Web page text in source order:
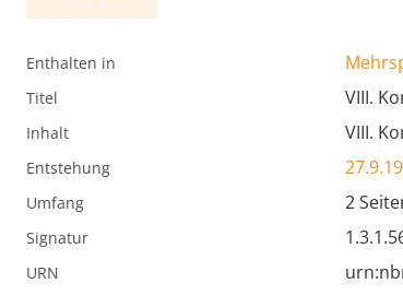
Enthalten in
Titel VIII.
Inhalt VIII.
Entstehung
Umfang 2
Signatur
URN